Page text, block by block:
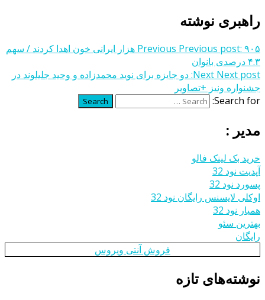
راهبری نوشته
Previous Previous post:
۹۰۵ هزار ایرانی خون اهدا کردند / سهم
۴.۳ درصدی بانوان
Next Next post:
دو جایزه برای نوید محمدزاده و وحید جلیلوند در
جشنواره ونیز +تصاویر
Search for:
Search
مدیر :
خرید بک لینک فالو
آپدیت نود 32
پسورد نود 32
اوکلی لایسنس رایگان نود 32
همیار نود 32
بهترین سئو
رایگان
فروش آنتی ویروس
نوشته‌های تازه